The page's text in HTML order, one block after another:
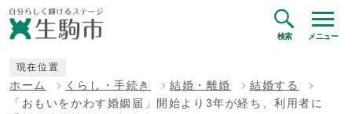
検索 メニュー
現在位置
ホーム くらし・手続き 結婚・離婚
結婚する
「おもいをかわす婚姻届」開始より3年が経ち、利用者に